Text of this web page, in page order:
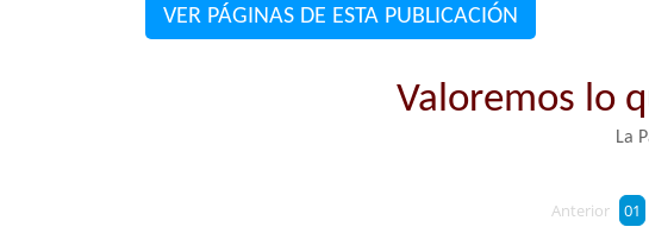
VER PÁGINAS DE ESTA PUBLICACIÓN
Valoremos lo
La
Anterior 01